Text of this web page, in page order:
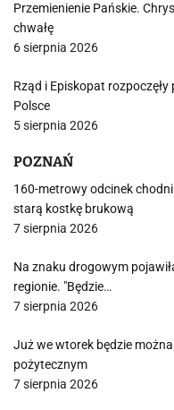
Przemienienie Pańskie.
chwałę
6 sierpnia 2026
Rząd i Episkopat
Polsce
5 sierpnia 2026
POZNAŃ
160-metrowy odcinek
starą kostkę brukową
7 sierpnia 2026
Na znaku drogowym
regionie. "Będzie…
7 sierpnia 2026
Już we wtorek będzie
pożytecznym
7 sierpnia 2026